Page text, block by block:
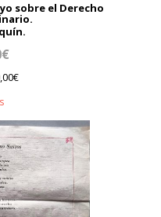
sobre el Derecho